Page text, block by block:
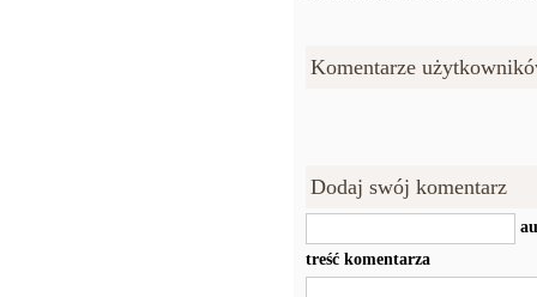
Komentarze
Dodaj swój komentarz
treść komentarza